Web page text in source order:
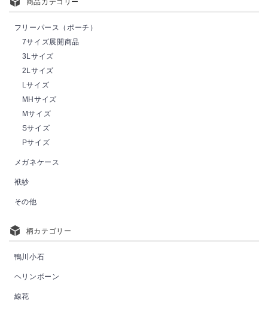
フリーパース（ポーチ）
7サイズ展開商品
3Lサイズ
2Lサイズ
Lサイズ
MHサイズ
Mサイズ
Sサイズ
Pサイズ
メガネケース
袱紗
その他
柄カテゴリー
鴨川小石
ヘリンボーン
線花